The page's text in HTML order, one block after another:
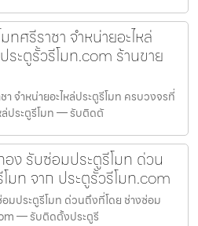
ทศรีราชา จำหน่ายอะไหล่
ะตูรั้วรีโมท.com ร้านขาย
า จำหน่ายอะไหล่ประตูรีโมท ครบวงจรที่
ล่ประตูรีโมท — รับติดตั
ง รับซ่อมประตูรีโมท ด่วน
มท จาก ประตูรั้วรีโมท.com
มประตูรีโมท ด่วนถึงที่โดย ช่างซ่อม
— รับติดตั้งประตูรี